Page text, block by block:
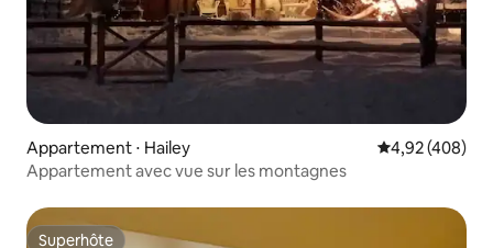
Appartement ⋅ Hailey Évaluation
4,92 (408)
Appartement avec vue sur les montagnes
Superhôte